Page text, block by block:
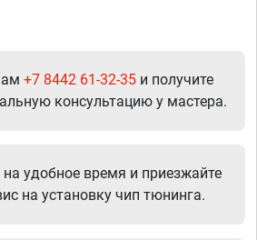
+7 8442 61-32-35 и получите
консультацию у мастера.
удобное время и приезжайте
на установку чип тюнинга.